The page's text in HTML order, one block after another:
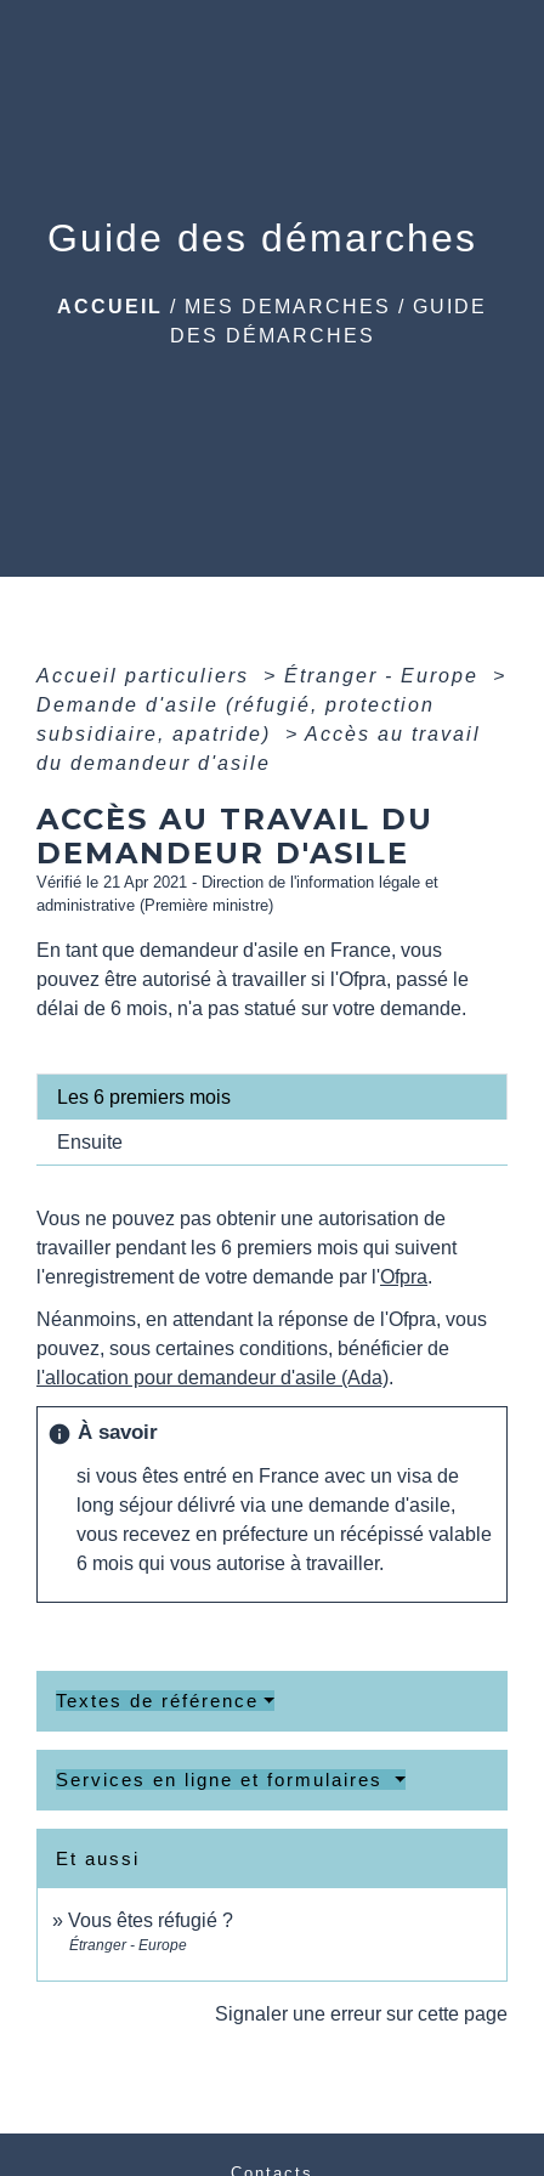
Guide des démarches
ACCUEIL / MES DEMARCHES / GUIDE
DES DÉMARCHES
Accueil particuliers > Étranger - Europe
>
Demande d'asile (réfugié, protection
subsidiaire, apatride)
> Accès au travail
du demandeur d'asile
ACCÈS AU TRAVAIL DU
DEMANDEUR D'ASILE
Vérifié le 21 Apr 2021 - Direction de l'information légale et
administrative (Première ministre)
En tant que demandeur d'asile en France, vous
pouvez être autorisé à travailler si l'Ofpra, passé le
délai de 6 mois, n'a pas statué sur votre demande.
Les 6 premiers mois
Ensuite
Vous ne pouvez pas obtenir une autorisation de
travailler pendant les 6 premiers mois qui suivent
l'enregistrement de votre demande par l'Ofpra.
Néanmoins, en attendant la réponse de l'Ofpra, vous
pouvez, sous certaines conditions, bénéficier de
l'allocation pour demandeur d'asile (Ada).
info À savoir
si vous êtes entré en France avec un visa de
long séjour délivré via une demande d'asile,
vous recevez en préfecture un récépissé valable
6 mois qui vous autorise à travailler.
Textes de référence
Services en ligne et formulaires
Et aussi
Vous êtes réfugié ?
Étranger - Europe
Signaler une erreur sur cette page